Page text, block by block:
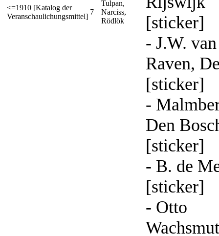
<=1910 [Katalog der
Veranschaulichungsmittel]
7
Tulpan,
Narciss,
Rödlök
[sticker]
- J.W. van
Raven,
[sticker]
-
Den
[sticker]
- B. de
[sticker]
- Otto